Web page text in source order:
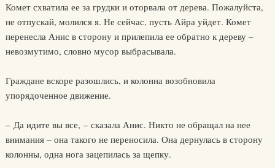
Комет схватила ее за грудки и оторвала от дерева. Пожалуйста,
не отпускай, молился я. Не сейчас, пусть Айра уйдет. Комет
перенесла Анис в сторону и прилепила ее обратно к дереву –
невозмутимо, словно мусор выбрасывала.
Граждане вскоре разошлись, и колонна возобновила
упорядоченное движение.
– Да идите вы все, – сказала Анис. Никто не обращал на нее
внимания – она такого не переносила. Она дернулась в сторону
колонны, одна нога зацепилась за щепку.